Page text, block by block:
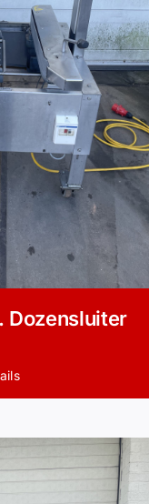
Dozensluiter